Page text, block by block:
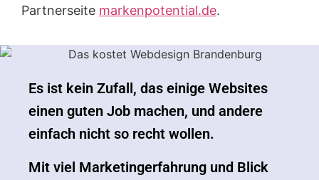
Partnerseite markenpotential.de.
Es ist kein Zufall, das einige Websites
einen guten Job machen, und andere
einfach nicht so recht wollen.
Mit viel Marketingerfahrung und Blick